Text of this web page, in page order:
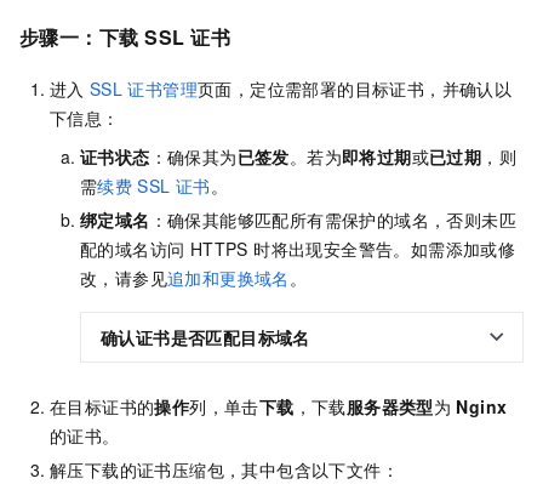
步骤一：下载 SSL 证书
进入 SSL 证书管理页面，定位需部署的目标证书，并确认以
下信息：
证书状态 ：确保其为已签发。若为即将过期或已过期 ，则
需续费 SSL 证书。
绑定域名 ：确保其能够匹配所有需保护的域名，否则未匹
配的域名访问 HTTPS 时将出现安全警告。如需添加或修
改，请参见追加和更换域名 。
确认证书是否匹配目标域名
在目标证书的操作列，单击下载 ，下载服务器类型为 Nginx
的证书。
解压下载的证书压缩包，其中包含以下文件：